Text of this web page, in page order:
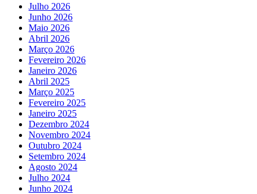
Julho 2026
Junho 2026
Maio 2026
Abril 2026
Março 2026
Fevereiro 2026
Janeiro 2026
Abril 2025
Março 2025
Fevereiro 2025
Janeiro 2025
Dezembro 2024
Novembro 2024
Outubro 2024
Setembro 2024
Agosto 2024
Julho 2024
Junho 2024